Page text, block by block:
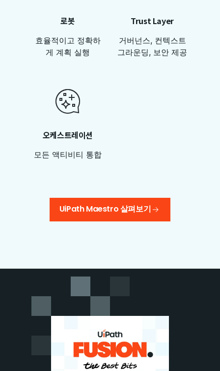
로봇
효율적이고 정확하
게 계획 실행
Trust Layer
거버넌스, 컨텍스트
그라운딩, 보안 제공
오케스트레이션
모든 액티비티 통합
UiPath Maestro 살펴보기